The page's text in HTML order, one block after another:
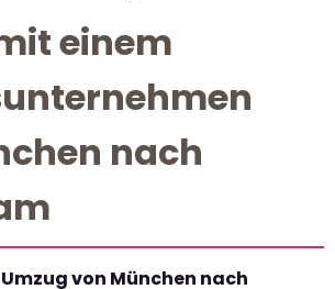
einem
nach
von München nach